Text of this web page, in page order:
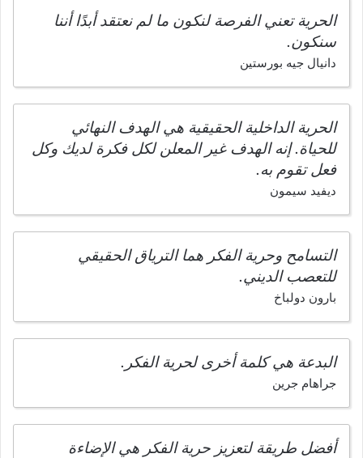
الحرية تعني الفرصة لنكون ما لم نعتقد أبدًا أننا
سنكون.
دانيال جيه بورستين
الحرية الداخلية الحقيقية هي الهدف النهائي
للحياة. إنه الهدف غير المعلن لكل فكرة لديك وكل
فعل تقوم به.
ديفيد سيمون
التسامح وحرية الفكر هما الترياق الحقيقي
للتعصب الديني.
بارون دولباخ
البدعة هي كلمة أخرى لحرية الفكر.
جراهام جرين
أفضل طريقة لتعزيز حرية الفكر هي الإضاءة